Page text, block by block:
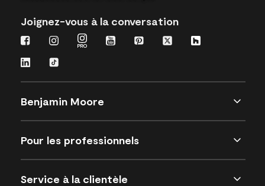
Joignez-vous à la conversation
Benjamin Moore
Pour les professionnels
Service à la clientèle